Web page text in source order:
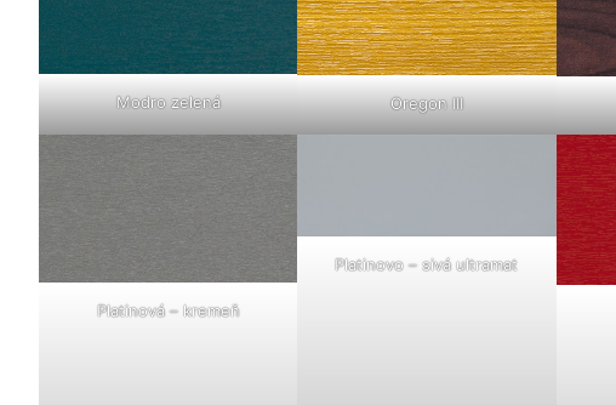
Modro zelená Oregon III
Platinová – kremeň
Platinovo – sivá ultramat